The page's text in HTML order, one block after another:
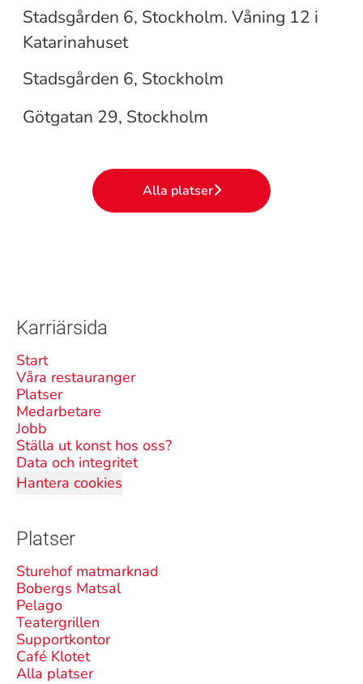
Stadsgården 6, Stockholm. Våning 12 i
Katarinahuset
Gondolen
Stadsgården 6, Stockholm
The Hills
Götgatan 29, Stockholm
Alla platser
Karriärsida
Start
Våra restauranger
Platser
Medarbetare
Jobb
Ställa ut konst hos oss?
Data och integritet
Hantera cookies
Platser
Sturehof matmarknad
Bobergs Matsal
Pelago
Teatergrillen
Supportkontor
Café Klotet
Alla platser